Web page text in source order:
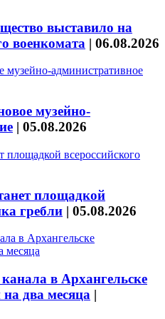
выставило на
военкомата | 06.08.2026
музейно-
| 05.08.2026
площадкой
гребли | 05.08.2026
в Архангельске
на два месяца |